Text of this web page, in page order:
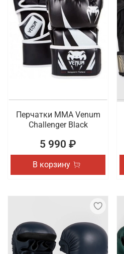
Перчатки ММА Venum
Challenger Black
5 990 ₽
В корзину